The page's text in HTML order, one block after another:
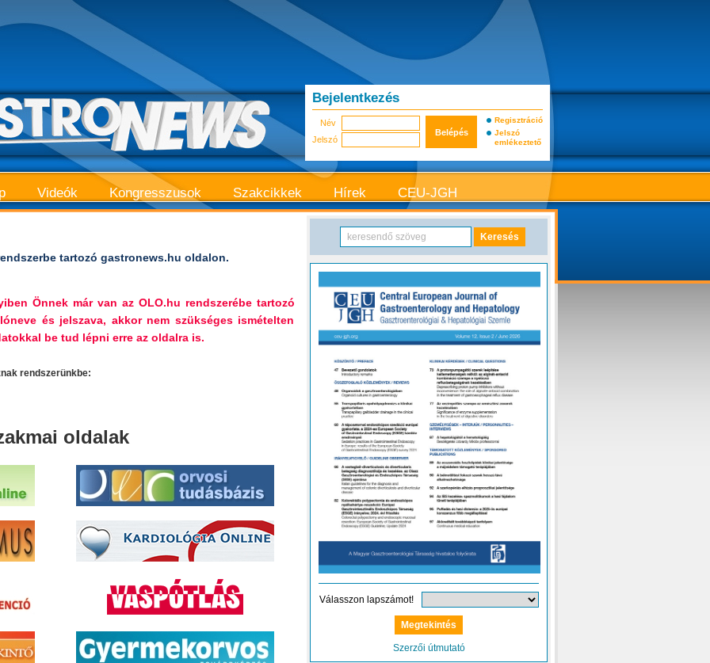
Bejelentkezés
Regisztráció
Jelszó
emlékeztető
Név
Jelszó
Videók Kongresszusok Szakcikkek Hírek CEU-JGH
tartozó gastronews.hu oldalon.
Önnek már van az OLO.hu rendszerébe tartozó
és jelszava, akkor nem szükséges ismételten
be tud lépni erre az oldalra is.
rendszerünkbe:
oldalak
Válasszon lapszámot!
Szerzői útmutató